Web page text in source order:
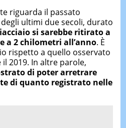
riguarda il passato
ultimi due secoli, durato
si sarebbe ritirato a
a 2 chilometri all’anno. È
rispetto a quello osservato
2019. In altre parole,
di poter arretrare
di quanto registrato nelle